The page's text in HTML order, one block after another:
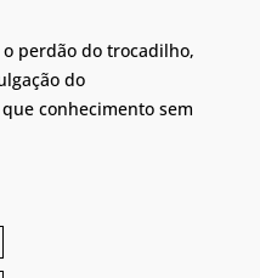
o perdão do trocadilho,
do
conhecimento sem